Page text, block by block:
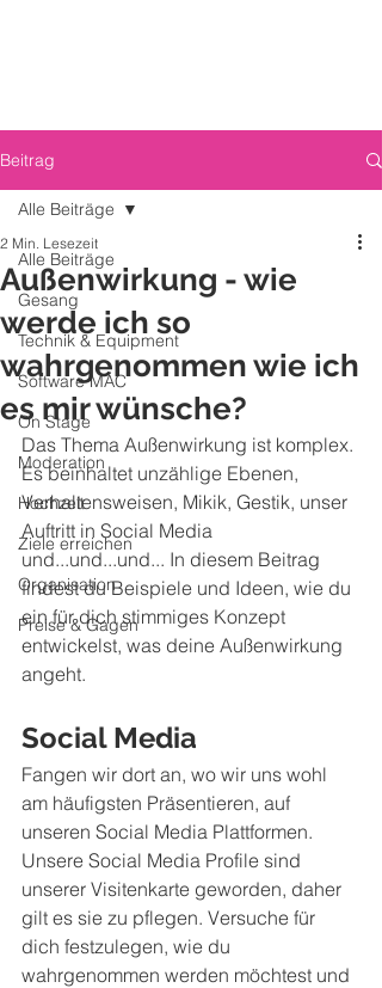
Beitrag
Alle Beiträge
Gesang
Technik & Equipment
Software MAC
On Stage
Moderation
Hochzeit
Ziele erreichen
Organisation
Preise & Gagen
Alle Beiträge
Außenwirkung - wie
werde ich so
wahrgenommen wie ich
es mir wünsche?
2 Min. Lesezeit
Das Thema Außenwirkung ist komplex.
Es beinhaltet unzählige Ebenen,
Verhaltensweisen, Mikik, Gestik, unser
Auftritt in Social Media
und...und...und... In diesem Beitrag
findest du Beispiele und Ideen, wie du
ein für dich stimmiges Konzept
entwickelst, was deine Außenwirkung
angeht.
Social Media
Fangen wir dort an, wo wir uns wohl
am häufigsten Präsentieren, auf
unseren Social Media Plattformen.
Unsere Social Media Profile sind
unserer Visitenkarte geworden, daher
gilt es sie zu pflegen. Versuche für
dich festzulegen, wie du
wahrgenommen werden möchtest und